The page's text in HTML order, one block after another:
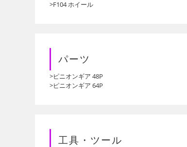
>F104 ホイール
パーツ
>ピニオンギア 48P
>ピニオンギア 64P
工具・ツール